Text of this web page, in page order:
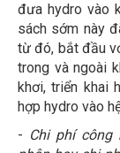
đưa hydro vào
sách sớm này
từ đó, bắt đầu
trong và ngoài
khơi, triển khai
hợp hydro vào
- Chi phí công